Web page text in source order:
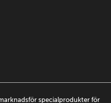
specialprodukter för